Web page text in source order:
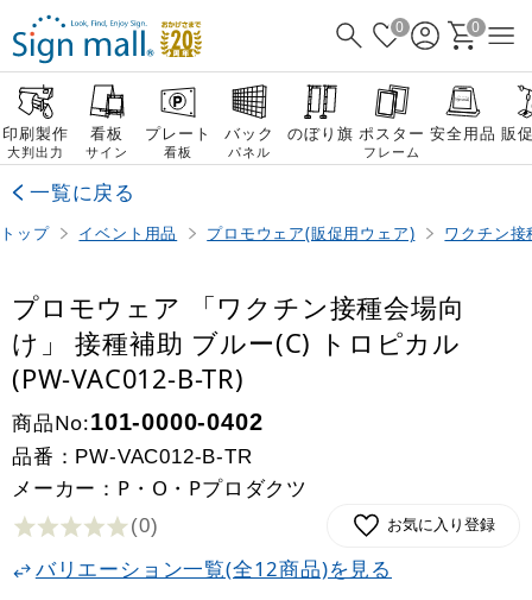
0 0
印刷製作
大判出力
看板
サイン
プレート
看板
バック
パネル
のぼり旗 ポスター
フレーム
安全用品 販
一覧に戻る
トップ イベント用品 プロモウェア(販促用ウェア) ワクチン
プロモウェア 「ワクチン接種会場向
け」 接種補助 ブルー(C) トロピカル
(PW-VAC012-B-TR)
商品No:101-0000-0402
品番： PW-VAC012-B-TR
メーカー：P・O・Pプロダクツ
(0) お気に入り登録
バリエーション一覧(全12商品)を見る